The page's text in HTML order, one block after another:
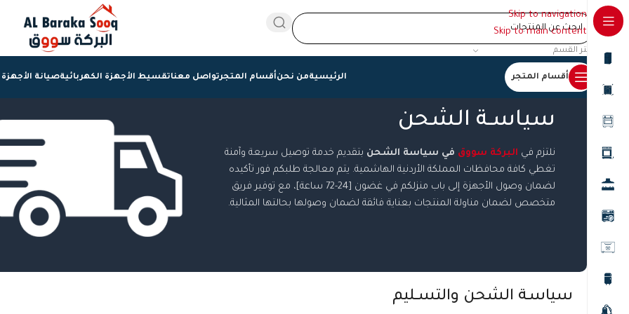
Skip to navigation
Skip to main content
اختر القسم
أقسام المتجر الرئيسيةمن نحنأقسام المتجرتواصل معناتقسيط الأجهزة الكهربائيةصيانة الأجهزة
سياسـة الشحن
نلتزم في البركة سووق في سياسة الشحن بتقديم خدمة توصيل سريعة وآمنة
تغطي كافة محافظات المملكة الأردنية الهاشمية. يتم معالجة طلبكم فور تأكيده
لضمان وصول الأجهزة إلى باب منزلكم في غضون [24-72 ساعة]، مع توفير فريق
متخصص لضمان مناولة المنتجات بعناية فائقة لضمان وصولها بحالتها المثالية.
سياسـة الشحن والتســليم